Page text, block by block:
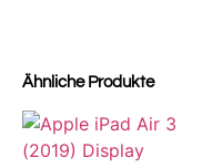
Ähnliche Produkte